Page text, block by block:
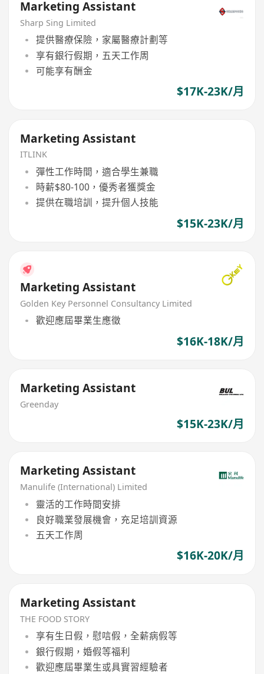
Marketing Assistant
Sharp Sing Limited
提供醫療保險，家屬醫療計劃等
享有銀行假期，五天工作周
可能享有酬金
$17K-23K/月
Marketing Assistant
ITLINK
彈性工作時間，適合學生兼職
時薪$80-100，優秀者獲獎金
提供在職培訓，提升個人技能
$15K-23K/月
Marketing Assistant
Golden Key Personnel Consultancy Limited
歡迎應屆畢業生應徵
$16K-18K/月
Marketing Assistant
Greenday
$15K-23K/月
Marketing Assistant
Manulife (International) Limited
靈活的工作時間安排
良好職業發展機會，充足培訓資源
五天工作周
$16K-20K/月
Marketing Assistant
THE FOOD STORY
享有生日假，慰唁假，全薪病假等
銀行假期，婚假等福利
歡迎應屆畢業生或具實習經驗者